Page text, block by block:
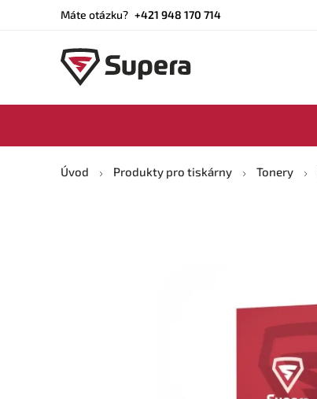
Máte otázku? +421 948 170 714
Úvod Produkty pro tiskárny Tonery